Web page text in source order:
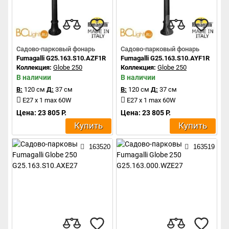
Садово-парковый фонарь
Fumagalli G25.163.S10.AZF1R
Коллекция: Globe 250
В наличии
В: 120 см Д: 37 см
E27 x 1 max 60W
Цена: 23 805 Р.
Купить
Садово-парковый фонарь
Fumagalli G25.163.S10.AYF1R
Коллекция: Globe 250
В наличии
В: 120 см Д: 37 см
E27 x 1 max 60W
Цена: 23 805 Р.
Купить
163520 163519